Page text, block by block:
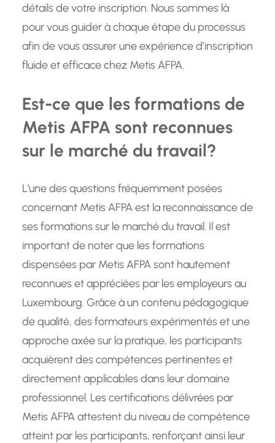
détails de votre inscription. Nous sommes là
pour vous guider à chaque étape du processus
afin de vous assurer une expérience d’inscription
fluide et efficace chez Metis AFPA.
Est-ce que les formations de
Metis AFPA sont reconnues
sur le marché du travail?
L’une des questions fréquemment posées
concernant Metis AFPA est la reconnaissance de
ses formations sur le marché du travail. Il est
important de noter que les formations
dispensées par Metis AFPA sont hautement
reconnues et appréciées par les employeurs au
Luxembourg. Grâce à un contenu pédagogique
de qualité, des formateurs expérimentés et une
approche axée sur la pratique, les participants
acquièrent des compétences pertinentes et
directement applicables dans leur domaine
professionnel. Les certifications délivrées par
Metis AFPA attestent du niveau de compétence
atteint par les participants, renforçant ainsi leur